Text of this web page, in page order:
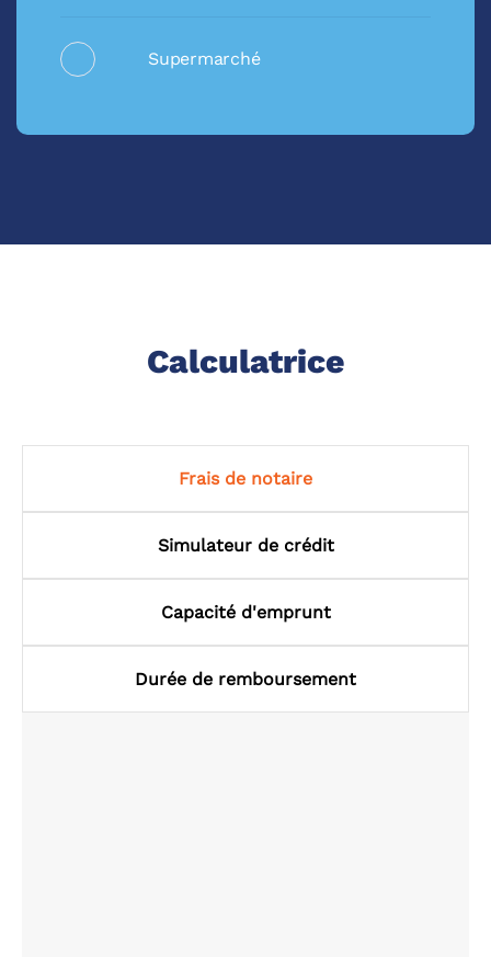
Supermarché
Calculatrice
Frais de notaire
Simulateur de crédit
Capacité d'emprunt
Durée de remboursement